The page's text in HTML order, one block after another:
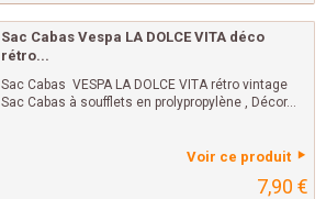
Sac Cabas Vespa LA DOLCE VITA déco
rétro...
Sac Cabas VESPA LA DOLCE VITA rétro vintage
Sac Cabas à soufflets en prolypropylène , Décor...
Voir ce produit
7,90 €